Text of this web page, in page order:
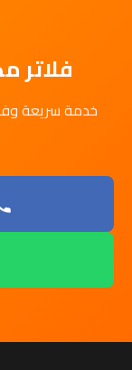
فلاتر
خدمة سريعة